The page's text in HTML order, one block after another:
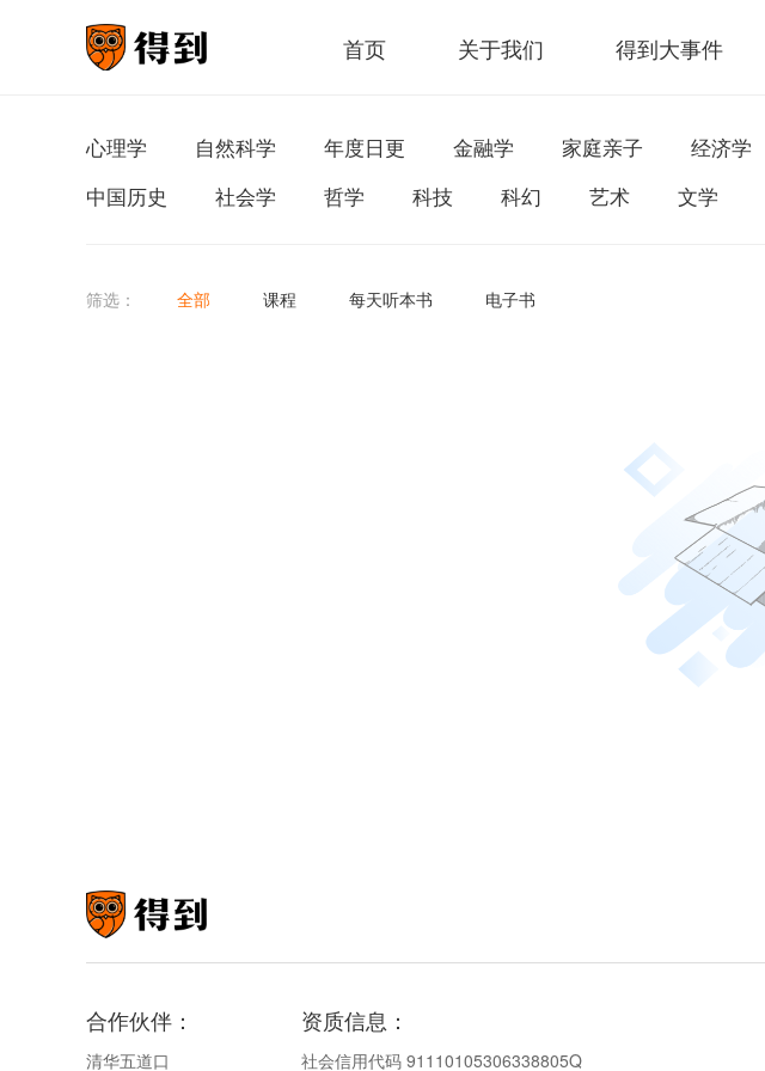
首页 关于我们 得到大事件
心理学 自然科学 年度日更 金融学 家庭亲子 经济学
中国历史
社会学 哲学 科技 科幻 艺术 文学
筛选： 全部 课程 每天听本书 电子书
合作伙伴：
清华五道口
资质信息：
社会信用代码 91110105306338805Q